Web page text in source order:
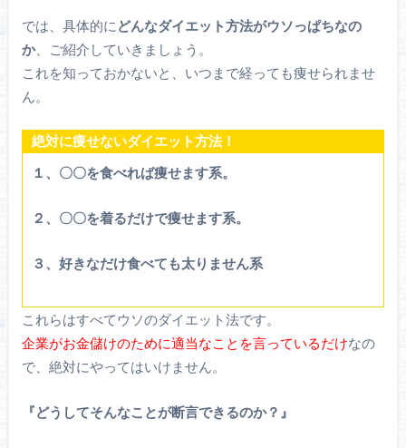
では、具体的に どんなダイエット方法がウソっぱちなの
か、ご紹介していきましょう。
これを知っておかないと、いつまで経っても痩せられませ
ん。
絶対に痩せないダイエット方法！
１、〇〇を食べれば痩せます系。
２、〇〇を着るだけで痩せます系。
３、好きなだけ食べても太りません系
これらはすべてウソのダイエット法です。
企業がお金儲けのために適当なことを言っているだけなの
で、絶対にやってはいけません。
『どうしてそんなことが断言できるのか？』